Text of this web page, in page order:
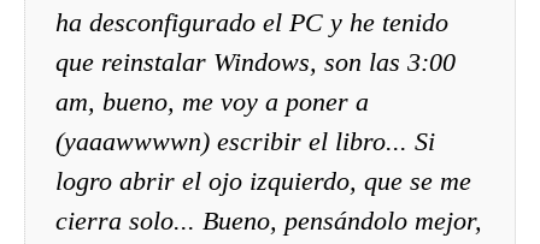
ha desconfigurado el PC y he tenido
que reinstalar Windows, son las 3:00
am, bueno, me voy a poner a
(yaaawwwwn) escribir el libro... Si
logro abrir el ojo izquierdo, que se me
cierra solo... Bueno, pensándolo mejor,